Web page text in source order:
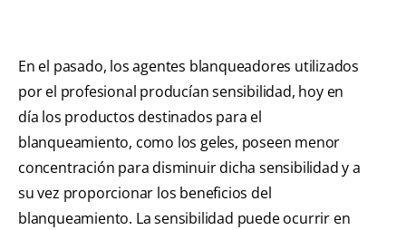
En el pasado, los agentes blanqueadores utilizados
por el profesional producían sensibilidad, hoy en
día los productos destinados para el
blanqueamiento, como los geles, poseen menor
concentración para disminuir dicha sensibilidad y a
su vez proporcionar los beneficios del
blanqueamiento. La sensibilidad puede ocurrir en